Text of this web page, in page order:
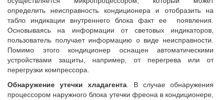
определить неисправность кондиционера и отобразить на
табло индикации внутреннего блока факт ее появления.
Основываясь на информации от световых индикаторов,
пользователь получает информацию о виде неисправности.
Помимо этого кондиционер оснащен автоматическими
устройствами защиты, например, от перегрева или от
перегрузки компрессора.
Обнаружение утечки хладагента . В случае обнаружения
процессором наружного блока утечки фреона в кондиционере,